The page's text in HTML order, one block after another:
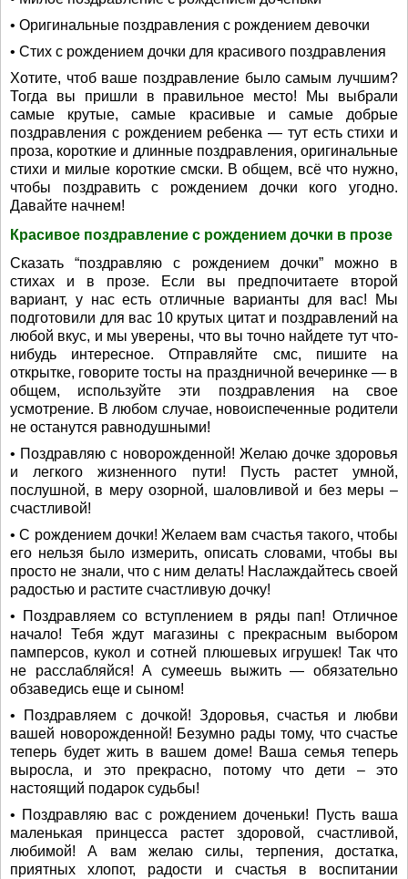
• Оригинальные поздравления с рождением девочки
• Стих с рождением дочки для красивого поздравления
Хотите, чтоб ваше поздравление было самым лучшим?
Тогда вы пришли в правильное место! Мы выбрали
самые крутые, самые красивые и самые добрые
поздравления с рождением ребенка — тут есть стихи и
проза, короткие и длинные поздравления, оригинальные
стихи и милые короткие смски. В общем, всё что нужно,
чтобы поздравить с рождением дочки кого угодно.
Давайте начнем!
Красивое поздравление с рождением дочки в прозе
Сказать “поздравляю с рождением дочки” можно в
стихах и в прозе. Если вы предпочитаете второй
вариант, у нас есть отличные варианты для вас! Мы
подготовили для вас 10 крутых цитат и поздравлений на
любой вкус, и мы уверены, что вы точно найдете тут что-
нибудь интересное. Отправляйте смс, пишите на
открытке, говорите тосты на праздничной вечеринке — в
общем, используйте эти поздравления на свое
усмотрение. В любом случае, новоиспеченные родители
не останутся равнодушными!
• Поздравляю с новорожденной! Желаю дочке здоровья
и легкого жизненного пути! Пусть растет умной,
послушной, в меру озорной, шаловливой и без меры –
счастливой!
• С рождением дочки! Желаем вам счастья такого, чтобы
его нельзя было измерить, описать словами, чтобы вы
просто не знали, что с ним делать! Наслаждайтесь своей
радостью и растите счастливую дочку!
• Поздравляем со вступлением в ряды пап! Отличное
начало! Тебя ждут магазины с прекрасным выбором
памперсов, кукол и сотней плюшевых игрушек! Так что
не расслабляйся! А сумеешь выжить — обязательно
обзаведись еще и сыном!
• Поздравляем с дочкой! Здоровья, счастья и любви
вашей новорожденной! Безумно рады тому, что счастье
теперь будет жить в вашем доме! Ваша семья теперь
выросла, и это прекрасно, потому что дети – это
настоящий подарок судьбы!
• Поздравляю вас с рождением доченьки! Пусть ваша
маленькая принцесса растет здоровой, счастливой,
любимой! А вам желаю силы, терпения, достатка,
приятных хлопот, радости и счастья в воспитании